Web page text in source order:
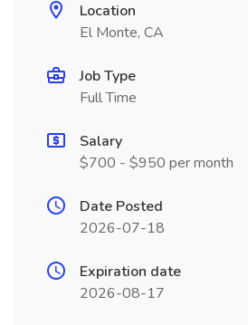
Location
El Monte, CA
Job Type
Full Time
Salary
$700 - $950 per month
Date Posted
2026-07-18
Expiration date
2026-08-17